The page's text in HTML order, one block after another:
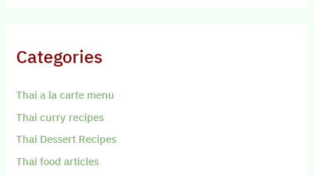
Categories
Thai a la carte menu
Thai curry recipes
Thai Dessert Recipes
Thai food articles